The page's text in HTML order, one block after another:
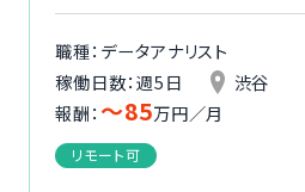
福利厚生
ご利用者様の声
職種：データアナリスト
稼働日数：週5日
渋谷
報酬： 〜85万円／月
リモート可